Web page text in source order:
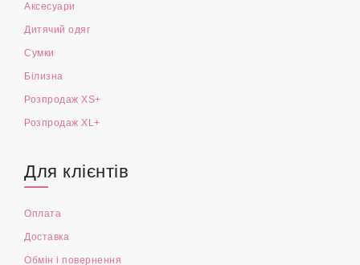
Аксесуари
Дитячий одяг
Сумки
Білизна
Розпродаж XS+
Розпродаж XL+
Для клієнтів
Оплата
Доставка
Обмін і повернення